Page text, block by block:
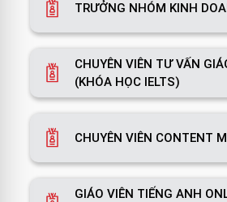
TRƯỞNG NHÓM KINH
CHUYÊN VIÊN TƯ VẤN
(KHÓA HỌC IELTS)
CHUYÊN VIÊN CONTENT
GIÁO VIÊN TIẾNG ANH